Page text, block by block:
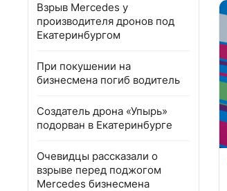
Взрыв Mercedes у
производителя дронов под
Екатеринбургом
При покушении на
бизнесмена погиб водитель
Создатель дрона «Упырь»
подорван в Екатеринбурге
Очевидцы рассказали о
взрыве перед поджогом
Mercedes бизнесмена